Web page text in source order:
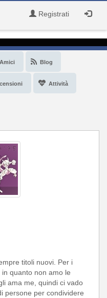
Registrati
Amici Blog
Attività
titoli nuovi. Per i
quanto non amo le
ama me, quindi ci vado
persone per condividere